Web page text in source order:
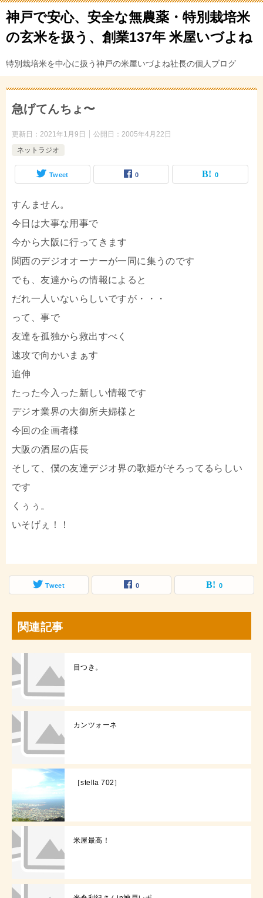
神戸で安心、安全な無農薬・特別栽培米
の玄米を扱う、創業137年 米屋いづよね
特別栽培米を中心に扱う神戸の米屋いづよね社長の個人ブログ
急げてんちょ〜
更新日： 2021年1月9日 公開日： 2005年4月22日
ネットラジオ
Tweet 0 0
すんません。
今日は大事な用事で
今から大阪に行ってきます
関西のデジオオーナーが一同に集うのです
でも、友達からの情報によると
だれ一人いないらしいですが・・・
って、事で
友達を孤独から救出すべく
速攻で向かいまぁす
追伸
たった今入った新しい情報です
デジオ業界の大御所夫婦様と
今回の企画者様
大阪の酒屋の店長
そして、僕の友達デジオ界の歌姫がそろってるらしい
です
くぅぅ。
いそげぇ！！
Tweet 0 0
関連記事
目つき。
カンツォーネ
［stella 702］
米屋最高！